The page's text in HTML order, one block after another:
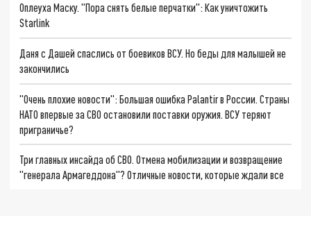
Оплеуха Маску. "Пора снять белые перчатки": Как уничтожить
Starlink
Даня с Дашей спаслись от боевиков ВСУ. Но беды для малышей не
закончились
"Очень плохие новости": Большая ошибка Palantir в России. Страны
НАТО впервые за СВО остановили поставки оружия. ВСУ теряют
приграничье?
Три главных инсайда об СВО. Отмена мобилизации и возвращение
"генерала Армагеддона"? Отличные новости, которые ждали все